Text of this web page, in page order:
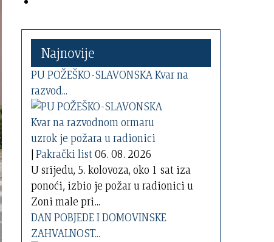
Najnovije
PU POŽEŠKO-SLAVONSKA Kvar na
razvod...
|Pakrački list06. 08. 2026
U srijedu, 5. kolovoza, oko 1 sat iza
ponoći, izbio je požar u radionici u
Zoni male pri...
DAN POBJEDE I DOMOVINSKE
ZAHVALNOST...